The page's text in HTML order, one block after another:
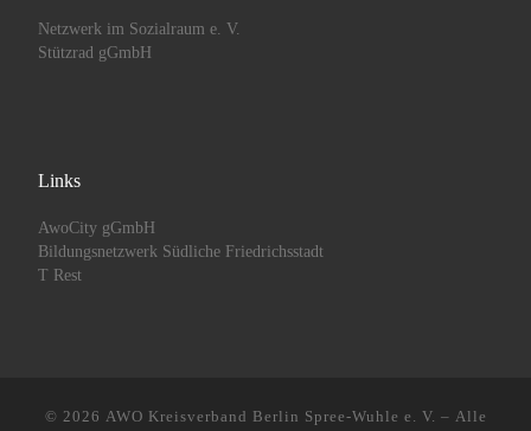
Netzwerk im Sozialraum e. V.
Stützrad gGmbH
Links
AwoCity gGmbH
Bildungsnetzwerk Südliche Friedrichsstadt
T Rest
© 2026 AWO Kreisverband Berlin Spree-Wuhle e. V. – Alle